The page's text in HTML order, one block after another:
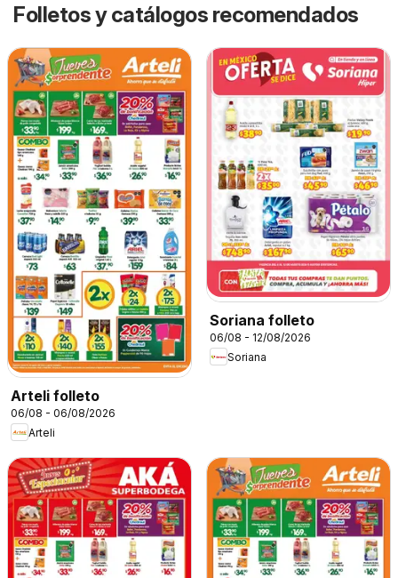
Folletos y catálogos recomendados
Arteli folleto
06/08 - 06/08/2026
Arteli
Soriana folleto
06/08 - 12/08/2026
Soriana